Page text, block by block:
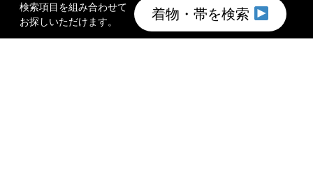
検索項目を組み合わせて
お探しいただけます。
着物・帯を検索